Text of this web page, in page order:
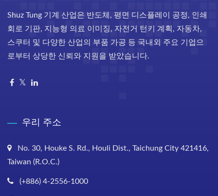
Shuz Tung 기계 산업은 반도체, 평면 디스플레이 공정, 인쇄
회로 기판, 지능형 의료 이미징, 자전거 턴키 계획, 자동차,
스쿠터 및 다양한 산업의 부품 가공 등 국내외 주요 기업으
로부터 상당한 신뢰와 지원을 받았습니다.
우리 주소
No. 30, Houke S. Rd., Houli Dist., Taichung City 421416,
Taiwan (R.O.C.)
(+886) 4-2556-1000